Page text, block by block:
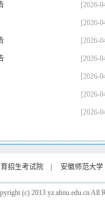
[2026-
[2026-
[2026-
[2026-
[2026-
[2026-
[2026-
招生考试院 安徽师范大学
(c) 2013 yz.ahnu.edu.cn